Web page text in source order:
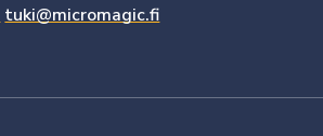
tuki@micromagic.fi